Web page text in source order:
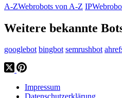
A-ZWebrobots von A-Z IP
Weitere bekannte
googlebot bingbot semrushbot
Impressum